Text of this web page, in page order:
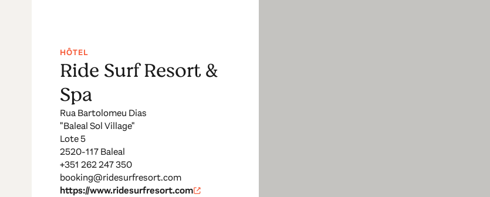
HÔTEL
Ride Surf Resort &
Spa
Rua Bartolomeu Dias
"Baleal Sol Village"
Lote 5
2520-117 Baleal
+351 262 247 350
booking@ridesurfresort.com
https://www.ridesurfresort.com